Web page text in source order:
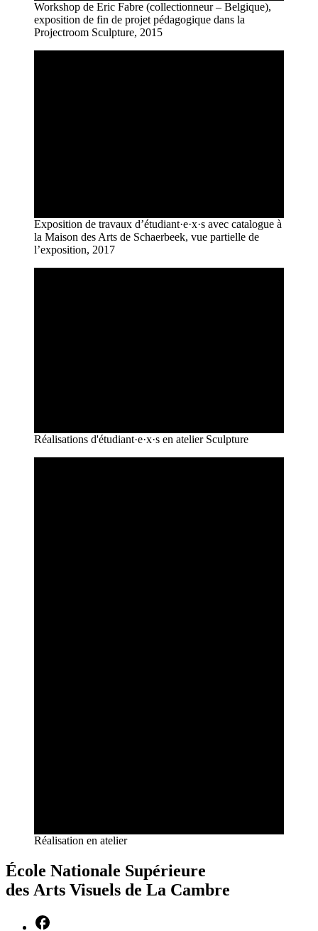
Workshop de Eric Fabre (collectionneur – Belgique),
exposition de fin de projet pédagogique dans la
Projectroom Sculpture, 2015
Exposition de travaux d’étudiant·e·x·s avec catalogue à
la Maison des Arts de Schaerbeek, vue partielle de
l’exposition, 2017
Réalisations d'étudiant·e·x·s en atelier Sculpture
Réalisation en atelier
École Nationale Supérieure
des Arts Visuels de La Cambre